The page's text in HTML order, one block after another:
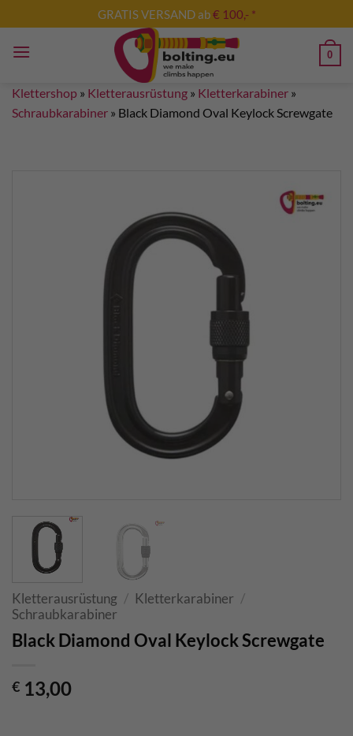
Inhalt
springen
GRATIS VERSAND ab€ 100,- *
0
Klettershop » Kletterausrüstung » Kletterkarabiner »
Schraubkarabiner » Black Diamond Oval Keylock Screwgate
Kletterausrüstung / Kletterkarabiner /
Schraubkarabiner
Black Diamond Oval Keylock Screwgate
€ 13,00